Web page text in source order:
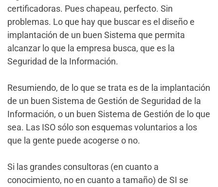
certificadoras. Pues chapeau, perfecto. Sin
problemas. Lo que hay que buscar es el diseño e
implantación de un buen Sistema que permita
alcanzar lo que la empresa busca, que es la
Seguridad de la Información.
Resumiendo, de lo que se trata es de la implantación
de un buen Sistema de Gestión de Seguridad de la
Información, o un buen Sistema de Gestión de lo que
sea. Las ISO sólo son esquemas voluntarios a los
que la gente puede acogerse o no.
Si las grandes consultoras (en cuanto a
conocimiento, no en cuanto a tamaño) de SI se